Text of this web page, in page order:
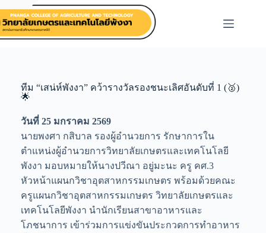
ทีม “เสน่ห์พังงา” คว้ารางวัลรองชนะเลิศอันดับที่ 1 (🥈)
🌟
วันที่ 25 มกราคม 2569
นายพงศา กสิบาล รองผู้อำนวยการ รักษาการใน
ตำแหน่งผู้อำนวยการวิทยาลัยเกษตรและเทคโนโลยี
พังงา มอบหมายให้นางปวีณา อยู่มะนะ ครู คศ.3
หัวหน้าแผนกวิชาอุตสาหกรรมเกษตร พร้อมด้วยคณะ
ครูแผนกวิชาอุตสาหกรรมเกษตร วิทยาลัยเกษตรและ
เทคโนโลยีพังงา นำนักเรียนสาขาอาหารและ
โภชนาการ เข้าร่วมการแข่งขันประกวดการทำอาหาร